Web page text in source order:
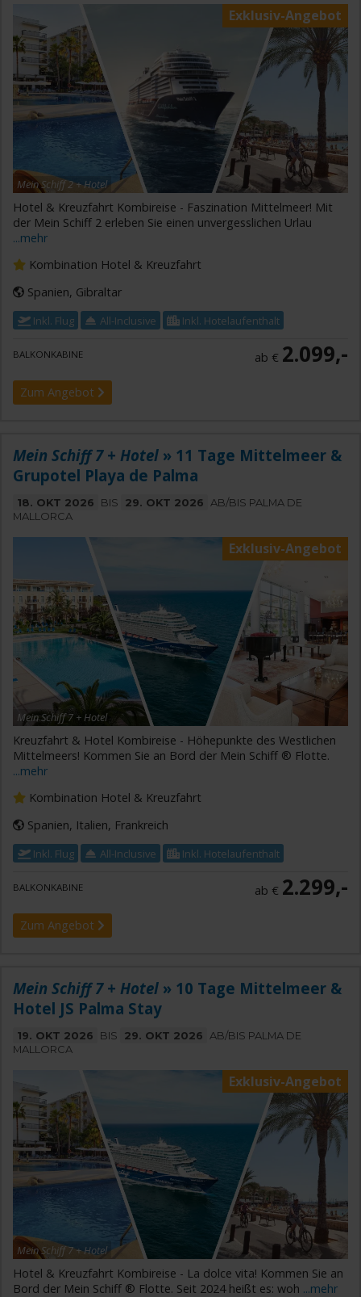
Exklusiv-Angebot
Mein Schiff 2 + Hotel
Hotel & Kreuzfahrt Kombireise - Faszination Mittelmeer! Mit
der Mein Schiff 2 erleben Sie einen unvergesslichen Urlau
...mehr
Kombination Hotel & Kreuzfahrt
Spanien, Gibraltar
Inkl. Flug All-Inclusive Inkl. Hotelaufenthalt
BALKONKABINE ab € 2.099,-
Zum Angebot
Mein Schiff 7 + Hotel » 11 Tage Mittelmeer &
Grupotel Playa de Palma
18. OKT 2026 BIS 29. OKT 2026
AB/BIS PALMA DE
MALLORCA
Exklusiv-Angebot
Mein Schiff 7 + Hotel
Kreuzfahrt & Hotel Kombireise - Höhepunkte des Westlichen
Mittelmeers! Kommen Sie an Bord der Mein Schiff ® Flotte.
...mehr
Kombination Hotel & Kreuzfahrt
Spanien, Italien, Frankreich
Inkl. Flug All-Inclusive Inkl. Hotelaufenthalt
BALKONKABINE ab € 2.299,-
Zum Angebot
Mein Schiff 7 + Hotel » 10 Tage Mittelmeer &
Hotel JS Palma Stay
19. OKT 2026 BIS 29. OKT 2026
AB/BIS PALMA DE
MALLORCA
Exklusiv-Angebot
Mein Schiff 7 + Hotel
Hotel & Kreuzfahrt Kombireise - La dolce vita! Kommen Sie an
Bord der Mein Schiff ® Flotte. Seit 2024 heißt es: woh ...mehr